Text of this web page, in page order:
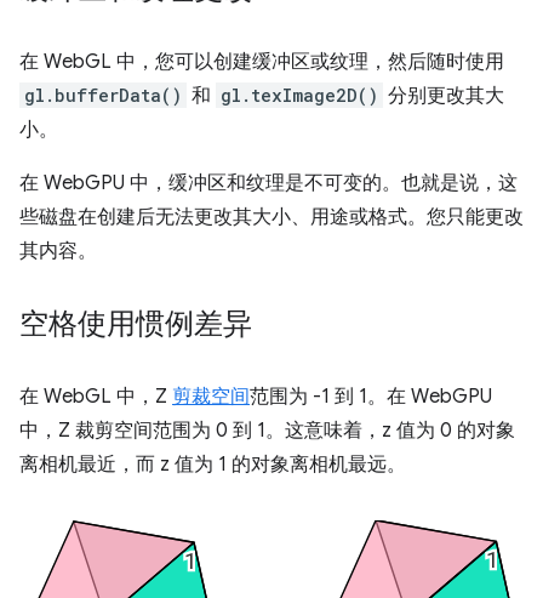
在 WebGL 中，您可以创建缓冲区或纹理，然后随时使用
gl.bufferData() 和 gl.texImage2D() 分别更改其大
小。
在 WebGPU 中，缓冲区和纹理是不可变的。也就是说，这
些磁盘在创建后无法更改其大小、用途或格式。您只能更改
其内容。
空格使用惯例差异
在 WebGL 中，Z 剪裁空间范围为 -1 到 1。在 WebGPU
中，Z 裁剪空间范围为 0 到 1。这意味着，z 值为 0 的对象
离相机最近，而 z 值为 1 的对象离相机最远。